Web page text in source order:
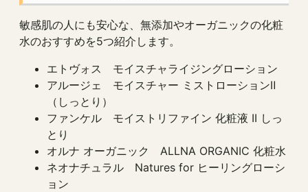
敏感肌の人にも安心な、無添加やオーガニックの化粧
水のおすすめを5つ紹介します。
エトヴォス モイスチャライジングローション
アルージェ モイスチャー ミストローションⅡ
（しっとり）
ファンケル モイストリファイン 化粧液 II しっ
とり
オルナ オーガニック ALLNA ORGANIC 化粧水
ネオナチュラル Natures for ヒーリングローシ
ョン